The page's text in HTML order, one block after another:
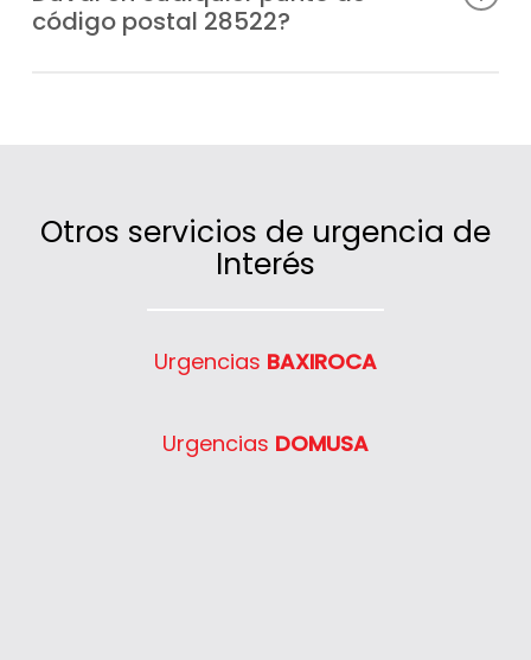
quedes sin calefacción o agua caliente.
código postal 28522?
Otros servicios de urgencia de
Interés
Urgencias BAXIROCA
Urgencias DOMUSA